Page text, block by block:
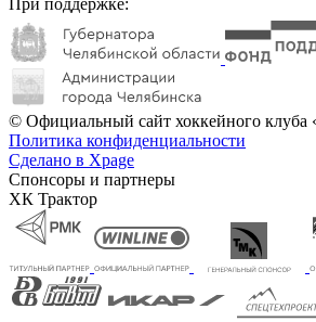
© Официальный сайт хоккейного клуба
Политика конфиденциальности
Сделано в Xpage
Спонсоры и партнеры
ХК Трактор